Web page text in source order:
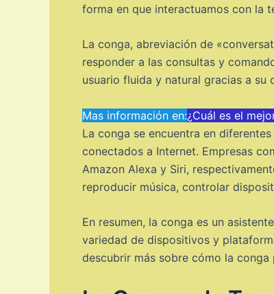
forma en que interactuamos con la
La conga, abreviación de
responder a las consultas y
usuario fluida y natural gracias a su
Mas información en:¿Cuál es el
La conga se encuentra en
conectados a Internet. Empresas
Amazon Alexa y Siri,
reproducir música, controlar
En resumen, la conga es un
variedad de dispositivos y
descubrir más sobre cómo la conga